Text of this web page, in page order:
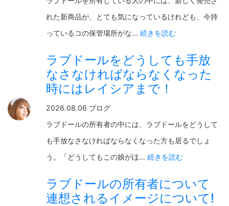
れた新商品が、とても気になっているけれども、今持
っているコの保管場所がな... 続きを読む
ラブドールをどうしても手放
なさなければならなくなった
時にはレイシアまで！
2026.08.06 ブログ
ラブドールの所有者の中には、ラブドールをどうして
も手放なさなければならなくなった方も居るでしょ
う。「どうしてもこの娘がほ... 続きを読む
ラブドールの所有者について
連想されるイメージについて!